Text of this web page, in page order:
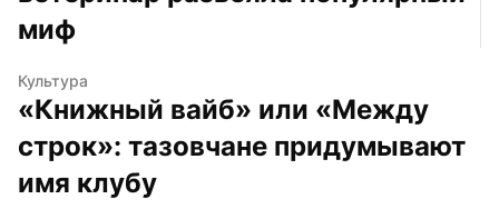
миф
Культура
«Книжный вайб» или «Между
строк»: тазовчане придумывают
имя клубу